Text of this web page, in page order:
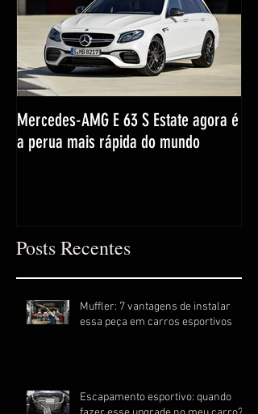
Mercedes-AMG E 63 S Estate agora é
a perua mais rápida do mundo
Posts Recentes
Muffler: 7 vantagens de instalar
essa peça em carros esportivos
Escapamento esportivo: quando